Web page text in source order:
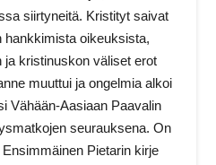
siirtyneitä. Kristityt saivat
hankkimista oikeuksista,
ja kristinuskon väliset erot
muuttui ja ongelmia alkoi
Vähään-Aasiaan Paavalin
seurauksena. On
Pietarin kirje